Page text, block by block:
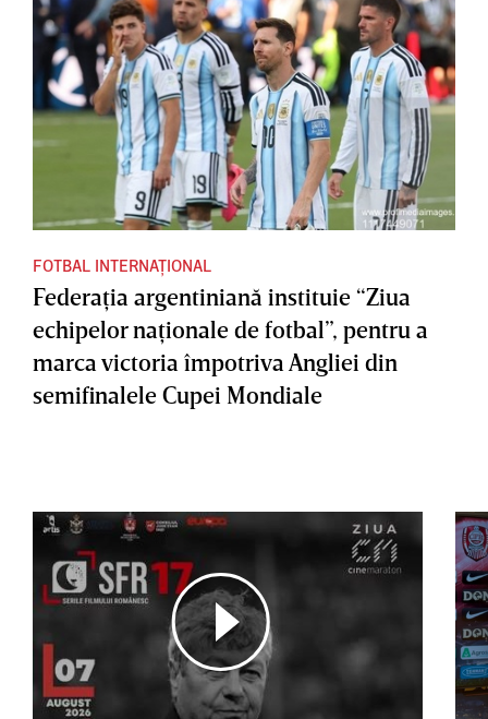
FOTBAL INTERNAȚIONAL
Federaţia argentiniană instituie “Ziua
echipelor naţionale de fotbal”, pentru a
marca victoria împotriva Angliei din
semifinalele Cupei Mondiale